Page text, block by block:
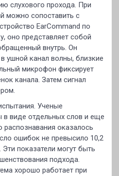
слухового прохода. При
можно сопоставить с
EarCommand по
оно представляет собой
внутрь. Он
ушной канал волны, близкие
микрофон фиксирует
канала. Затем сигнал
Ученые
в виде отдельных слов и еще
оказалось
ошибок не превысило 10,2
Эти показатели могут быть
подхода.
хорошо работает при